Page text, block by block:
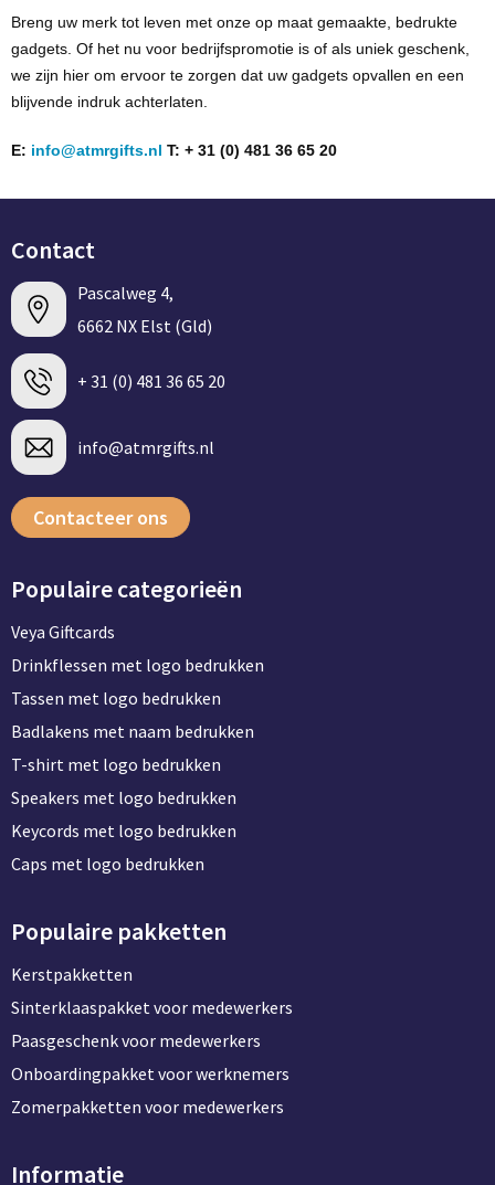
Breng uw merk tot leven met onze op maat gemaakte, bedrukte
gadgets. Of het nu voor bedrijfspromotie is of als uniek geschenk,
we zijn hier om ervoor te zorgen dat uw gadgets opvallen en een
blijvende indruk achterlaten.
E: info@atmrgifts.nl T: + 31 (0) 481 36 65 20
Contact
Pascalweg 4,
6662 NX Elst (Gld)
+ 31 (0) 481 36 65 20
info@atmrgifts.nl
Contacteer ons
Populaire categorieën
Veya Giftcards
Drinkflessen met logo bedrukken
Tassen met logo bedrukken
Badlakens met naam bedrukken
T-shirt met logo bedrukken
Speakers met logo bedrukken
Keycords met logo bedrukken
Caps met logo bedrukken
Populaire pakketten
Kerstpakketten
Sinterklaaspakket voor medewerkers
Paasgeschenk voor medewerkers
Onboardingpakket voor werknemers
Zomerpakketten voor medewerkers
Informatie